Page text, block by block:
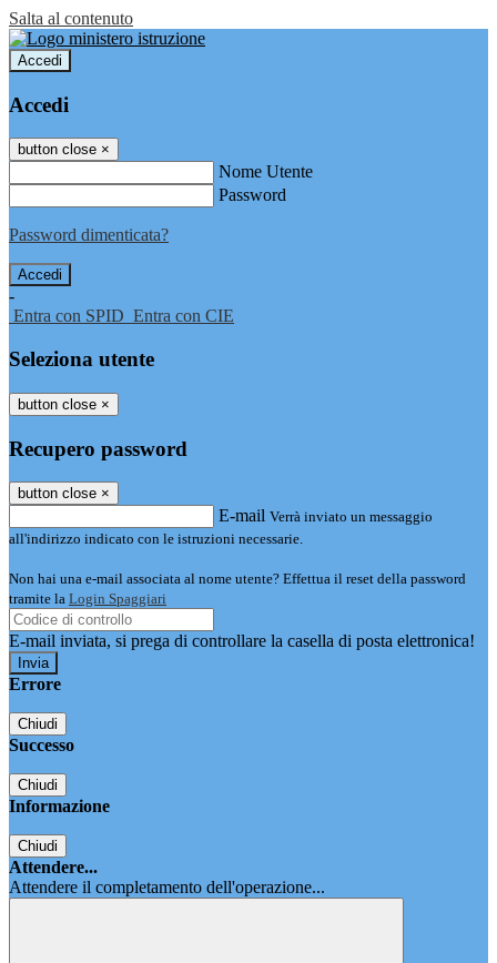
Salta al contenuto
Accedi
Accedi
button close ×
Nome Utente
Password
Password dimenticata?
-
Entra con SPID Entra con CIE
Seleziona utente
button close ×
Recupero password
button close ×
E-mail Verrà inviato un messaggio
all'indirizzo indicato con le istruzioni necessarie.
Non hai una e-mail associata al nome utente? Effettua il reset della password
tramite la Login Spaggiari
E-mail inviata, si prega di controllare la casella di posta elettronica!
Errore
Chiudi
Successo
Chiudi
Informazione
Chiudi
Attendere...
Attendere il completamento dell'operazione...